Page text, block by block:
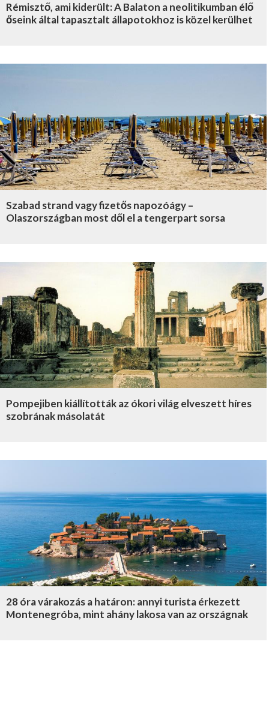
Rémisztő, ami kiderült: A Balaton a neolitikumban élő
őseink által tapasztalt állapotokhoz is közel kerülhet
Szabad strand vagy fizetős napozóágy –
Olaszországban most dől el a tengerpart sorsa
Pompejiben kiállították az ókori világ elveszett híres
szobrának másolatát
28 óra várakozás a határon: annyi turista érkezett
Montenegróba, mint ahány lakosa van az országnak